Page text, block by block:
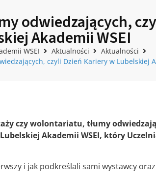
odwiedzających,
Akademii WSEI
WSEI Aktualności
Aktualności
czyli Dzień Kariery w Lubelskiej
czy wolontariatu, tłumy
Akademii WSEI, który
i jak podkreślali sami wystawcy